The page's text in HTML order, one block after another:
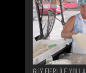
GUY FIERI İLE